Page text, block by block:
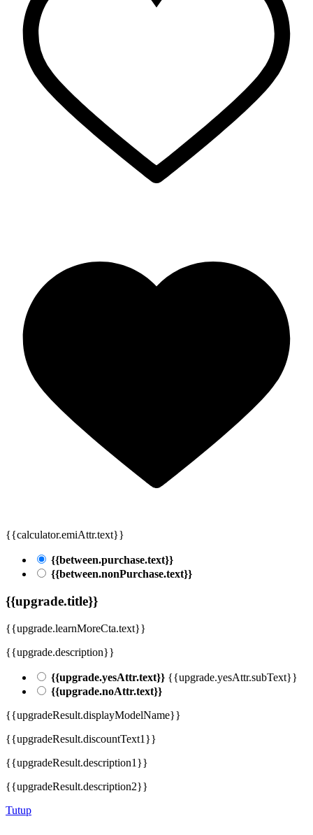
{{calculator.emiAttr.text}}
{{between.purchase.text}}
{{between.nonPurchase.text}}
{{upgrade.title}}
{{upgrade.learnMoreCta.text}}
{{upgrade.description}}
{{upgrade.yesAttr.text}} {{upgrade.yesAttr.subText}}
{{upgrade.noAttr.text}}
{{upgradeResult.displayModelName}}
{{upgradeResult.discountText1}}
{{upgradeResult.description1}}
{{upgradeResult.description2}}
Tutup